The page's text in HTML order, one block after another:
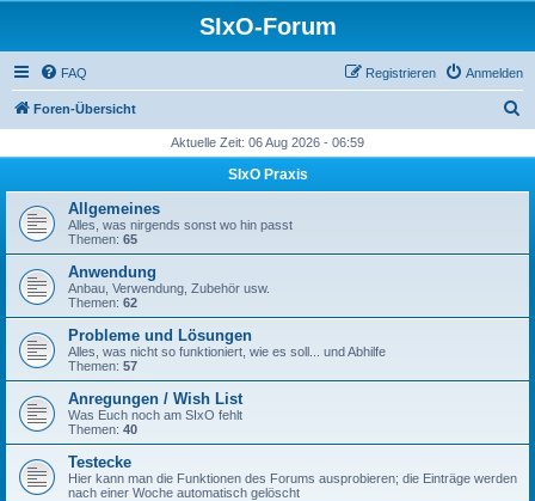
SIxO-Forum
FAQ Anmelden
Registrieren
Foren-Übersicht
h
Aktuelle Zeit: 06 Aug 2026 - 06:59
SIxO Praxis
Allgemeines
Alles, was nirgends sonst wo hin passt
Themen: 65
Anwendung
Anbau, Verwendung, Zubehör usw.
Themen: 62
Probleme und Lösungen
Alles, was nicht so funktioniert, wie es soll... und Abhilfe
Themen: 57
Anregungen / Wish List
Was Euch noch am SIxO fehlt
Themen: 40
Testecke
Hier kann man die Funktionen des Forums ausprobieren; die Einträge werden
nach einer Woche automatisch gelöscht